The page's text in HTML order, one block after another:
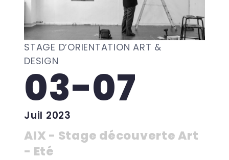
STAGE D’ORIENTATION ART &
DESIGN
03-07
Juil 2023
AIX - Stage découverte Art
- Eté